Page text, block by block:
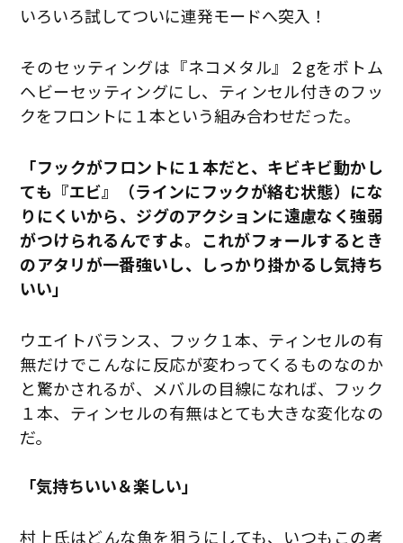
いろいろ試してついに連発モードへ突入！
そのセッティングは『ネコメタル』２gをボトム
ヘビーセッティングにし、ティンセル付きのフッ
クをフロントに１本という組み合わせだった。
「フックがフロントに１本だと、キビキビ動かし
ても『エビ』（ラインにフックが絡む状態）にな
りにくいから、ジグのアクションに遠慮なく強弱
がつけられるんですよ。これがフォールするとき
のアタリが一番強いし、しっかり掛かるし気持ち
いい」
ウエイトバランス、フック１本、ティンセルの有
無だけでこんなに反応が変わってくるものなのか
と驚かされるが、メバルの目線になれば、フック
１本、ティンセルの有無はとても大きな変化なの
だ。
「気持ちいい＆楽しい」
村上氏はどんな魚を狙うにしても、いつもこの考